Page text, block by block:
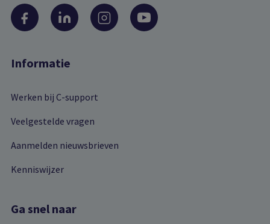
Informatie
Werken bij C-support
Veelgestelde vragen
Aanmelden nieuwsbrieven
Kenniswijzer
Ga snel naar